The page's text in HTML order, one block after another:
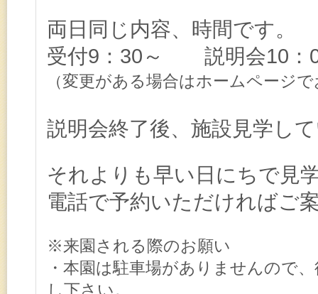
両日同じ内容、時間です。
受付9：30～ 説明会10：
（変更がある場合はホームページ
説明会終了後、施設見学し
それよりも早い日にちで見
電話で予約いただければご
※来園される際のお願い
・本園は駐車場がありませんので
し下さい。